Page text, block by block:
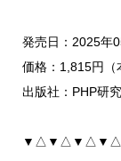
発売日：2025年
価格：1,815円（
出版社：PHP研